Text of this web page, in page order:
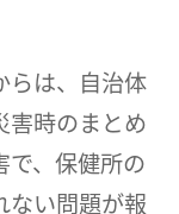
らは、自治体
害時のまとめ
で、保健所の
ない問題が報